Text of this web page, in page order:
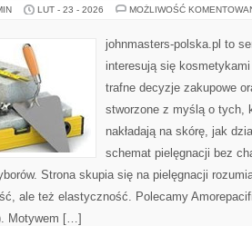
LUT - 23 - 2026 MOŻLIWOŚĆ
johnmasters-polska.pl to
interesują się
trafne decyzje zakupowe
stworzone z myślą o tych,
nakładają na skórę, jak
schemat pielęgnacji bez
Strona skupia się na pielęgnacji
ale też elastyczność. Polecamy
Motywem […]